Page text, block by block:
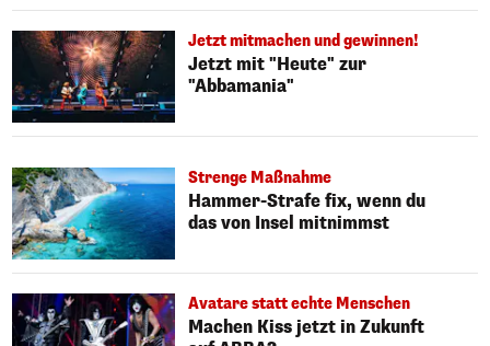
Jetzt mitmachen und gewinnen!
Jetzt mit "Heute" zur
"Abbamania"
Strenge Maßnahme
Hammer-Strafe fix, wenn du
das von Insel mitnimmst
Avatare statt echte Menschen
Machen Kiss jetzt in Zukunft